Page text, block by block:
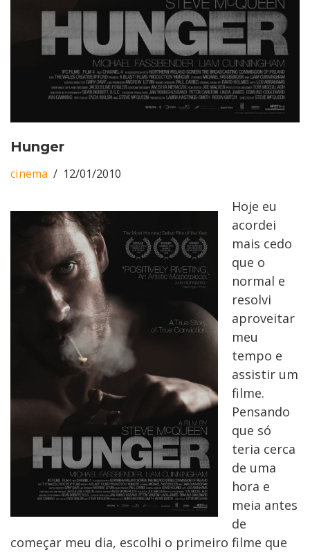
Hunger
cinema 12/01/2010
Hoje eu
acordei
mais cedo
que o
normal e
resolvi
aproveitar
meu
tempo e
assistir um
filme.
Pensando
que só
teria cerca
de uma
hora e
meia antes
de
começar meu dia, escolhi o primeiro filme que